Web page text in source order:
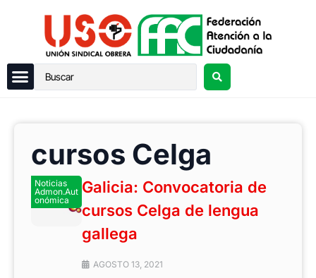
cursos Celga
Noticias
Admon.Aut
onómica
Galicia: Convocatoria de
cursos Celga de lengua
gallega
AGOSTO 13, 2021